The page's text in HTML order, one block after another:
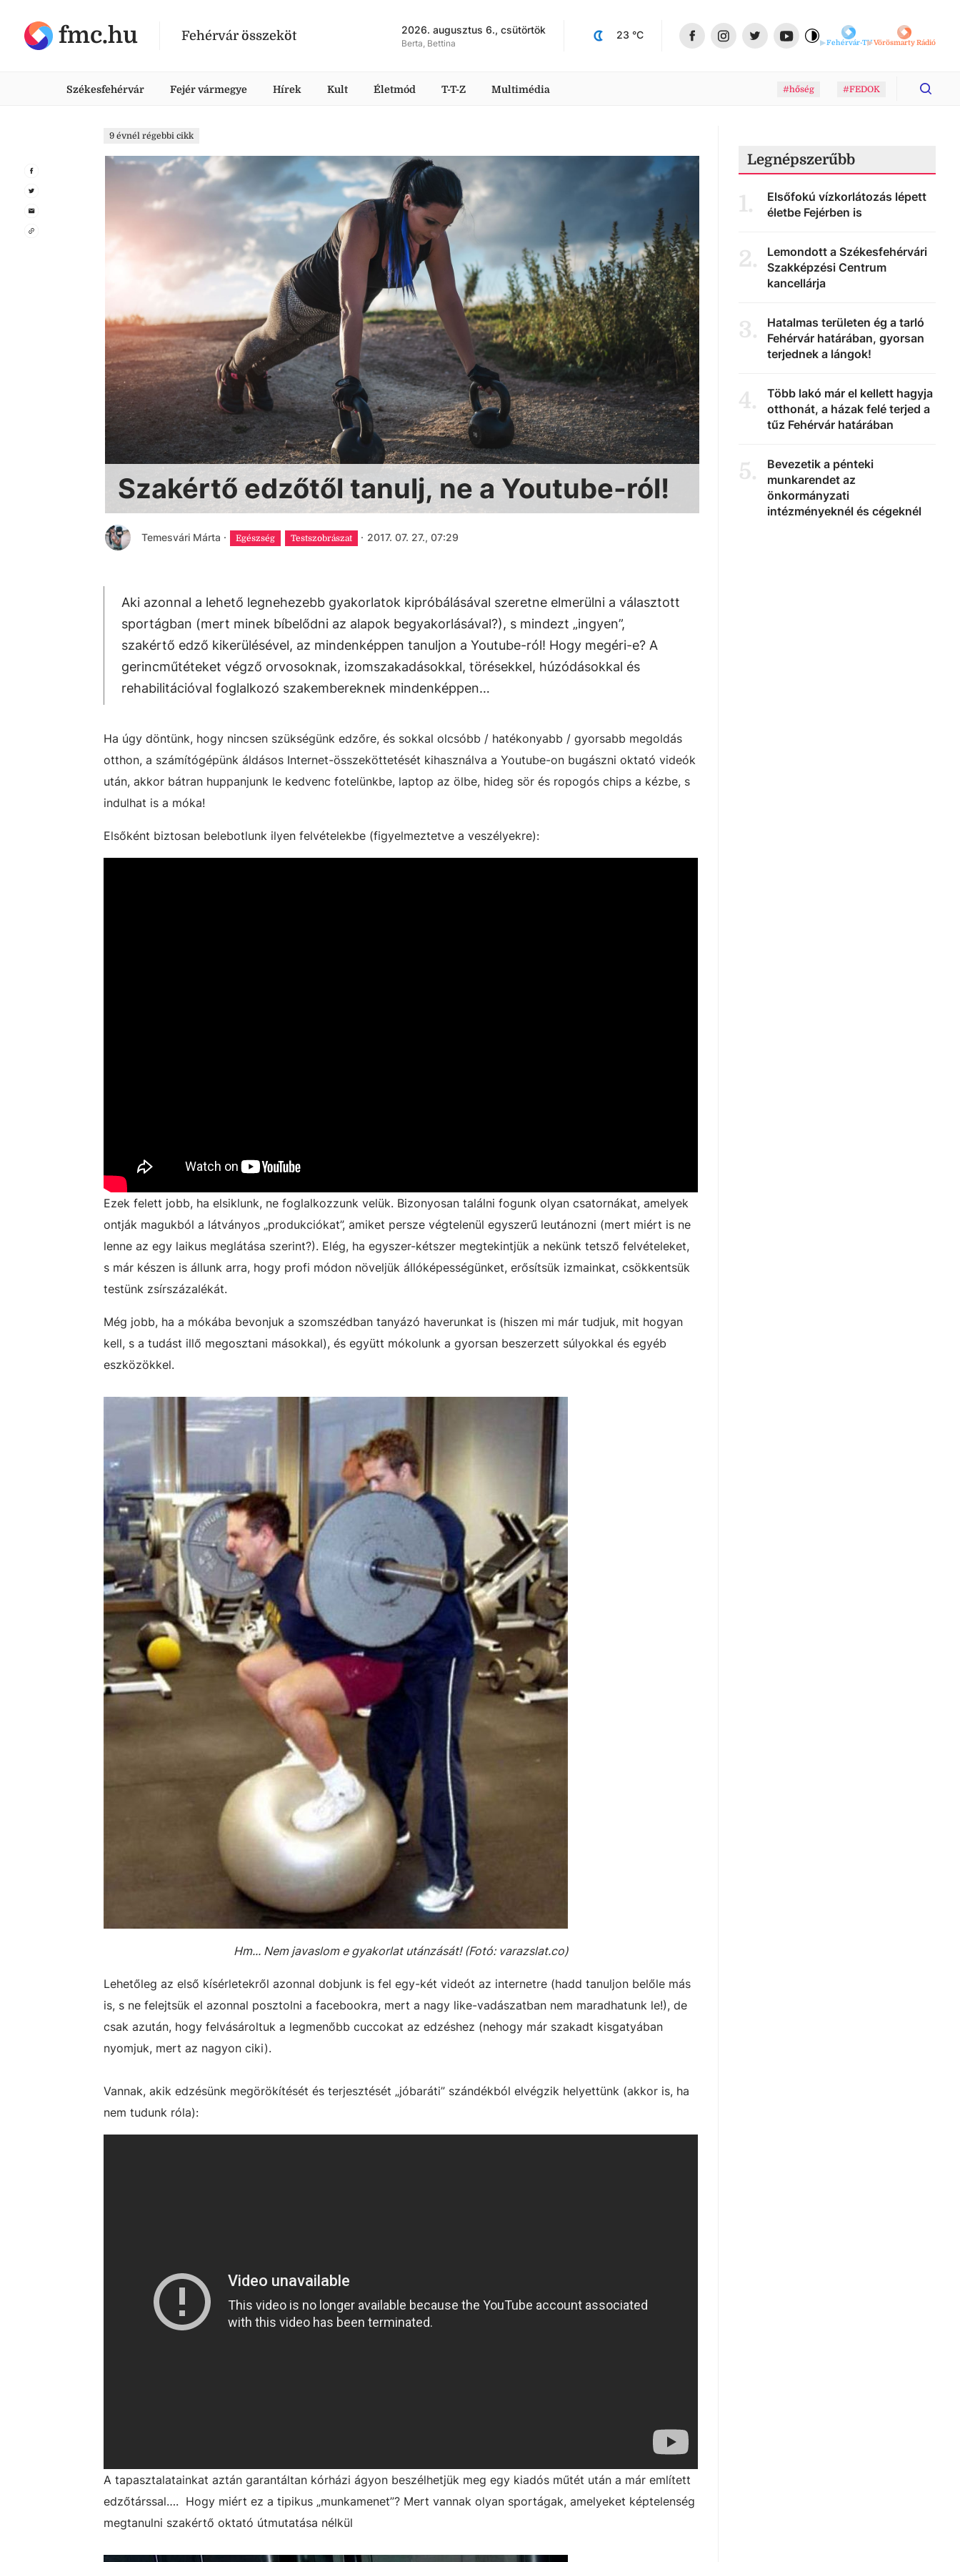
fmc.hu Fehérvár összeköt 2026. augusztus 6., csütörtök
Berta, Bettina
23 °C
Fehérvár-TVVörösmarty Rádió
Székesfehérvár Fejér vármegye Hírek Kult Életmód T-T-Z Multimédia #hőség #FEDOK
9 évnél régebbi cikk
Szakértő edzőtől tanulj, ne a Youtube-ról!
Temesvári Márta · Egészség Testszobrászat · 2017. 07. 27., 07:29
Aki azonnal a lehető legnehezebb gyakorlatok kipróbálásával szeretne elmerülni a választott
sportágban (mert minek bíbelődni az alapok begyakorlásával?), s mindezt „ingyen”,
szakértő edző kikerülésével, az mindenképpen tanuljon a Youtube-ról! Hogy megéri-e? A
gerincműtéteket végző orvosoknak, izomszakadásokkal, törésekkel, húzódásokkal és
rehabilitációval foglalkozó szakembereknek mindenképpen…
Ha úgy döntünk, hogy nincsen szükségünk edzőre, és sokkal olcsóbb / hatékonyabb / gyorsabb megoldás
otthon, a számítógépünk áldásos Internet-összeköttetését kihasználva a Youtube-on bugászni oktató videók
után, akkor bátran huppanjunk le kedvenc fotelünkbe, laptop az ölbe, hideg sör és ropogós chips a kézbe, s
indulhat is a móka!
Elsőként biztosan belebotlunk ilyen felvételekbe (figyelmeztetve a veszélyekre):
Ezek felett jobb, ha elsiklunk, ne foglalkozzunk velük. Bizonyosan találni fogunk olyan csatornákat, amelyek
ontják magukból a látványos „produkciókat”, amiket persze végtelenül egyszerű leutánozni (mert miért is ne
lenne az egy laikus meglátása szerint?). Elég, ha egyszer-kétszer megtekintjük a nekünk tetsző felvételeket,
s már készen is állunk arra, hogy profi módon növeljük állóképességünket, erősítsük izmainkat, csökkentsük
testünk zsírszázalékát.
Még jobb, ha a mókába bevonjuk a szomszédban tanyázó haverunkat is (hiszen mi már tudjuk, mit hogyan
kell, s a tudást illő megosztani másokkal), és együtt mókolunk a gyorsan beszerzett súlyokkal és egyéb
eszközökkel.
Hm... Nem javaslom e gyakorlat utánzását! (Fotó: varazslat.co)
Lehetőleg az első kísérletekről azonnal dobjunk is fel egy-két videót az internetre (hadd tanuljon belőle más
is, s ne felejtsük el azonnal posztolni a facebookra, mert a nagy like-vadászatban nem maradhatunk le!), de
csak azután, hogy felvásároltuk a legmenőbb cuccokat az edzéshez (nehogy már szakadt kisgatyában
nyomjuk, mert az nagyon ciki).
Vannak, akik edzésünk megörökítését és terjesztését „jóbaráti” szándékból elvégzik helyettünk (akkor is, ha
nem tudunk róla):
A tapasztalatainkat aztán garantáltan kórházi ágyon beszélhetjük meg egy kiadós műtét után a már említett
edzőtárssal…. Hogy miért ez a tipikus „munkamenet”? Mert vannak olyan sportágak, amelyeket képtelenség
megtanulni szakértő oktató útmutatása nélkül
Legnépszerűbb
1.
Elsőfokú vízkorlátozás lépett
életbe Fejérben is
2.
Lemondott a Székesfehérvári
Szakképzési Centrum
kancellárja
3.
Hatalmas területen ég a tarló
Fehérvár határában, gyorsan
terjednek a lángok!
4.
Több lakó már el kellett hagyja
otthonát, a házak felé terjed a
tűz Fehérvár határában
5.
Bevezetik a pénteki
munkarendet az
önkormányzati
intézményeknél és cégeknél